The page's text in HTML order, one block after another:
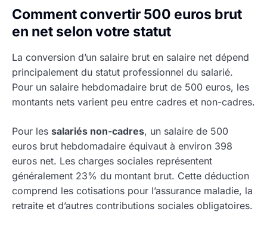
Comment convertir 500 euros brut
en net selon votre statut
La conversion d’un salaire brut en salaire net dépend
principalement du statut professionnel du salarié.
Pour un salaire hebdomadaire brut de 500 euros, les
montants nets varient peu entre cadres et non-cadres.
Pour les salariés non-cadres, un salaire de 500
euros brut hebdomadaire équivaut à environ 398
euros net. Les charges sociales représentent
généralement 23% du montant brut. Cette déduction
comprend les cotisations pour l’assurance maladie, la
retraite et d’autres contributions sociales obligatoires.